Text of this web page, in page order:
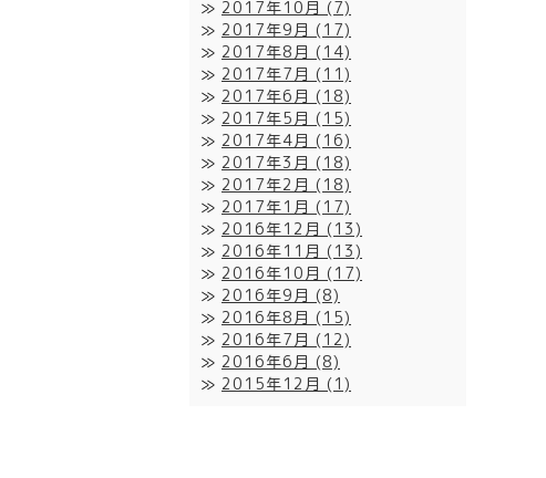
2017年10月 (7)
2017年9月 (17)
2017年8月 (14)
2017年7月 (11)
2017年6月 (18)
2017年5月 (15)
2017年4月 (16)
2017年3月 (18)
2017年2月 (18)
2017年1月 (17)
2016年12月 (13)
2016年11月 (13)
2016年10月 (17)
2016年9月 (8)
2016年8月 (15)
2016年7月 (12)
2016年6月 (8)
2015年12月 (1)